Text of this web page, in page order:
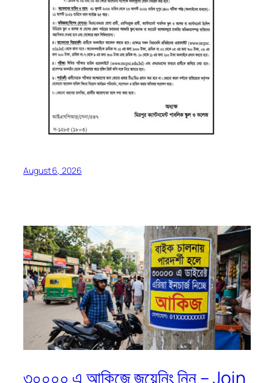
August 6, 2026
৩০০০০ এ আকিজে জয়েনিং নিন – Join